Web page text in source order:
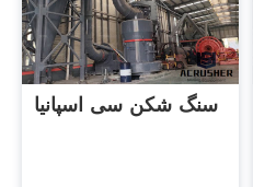
سنگ شکن سی اسپانیا